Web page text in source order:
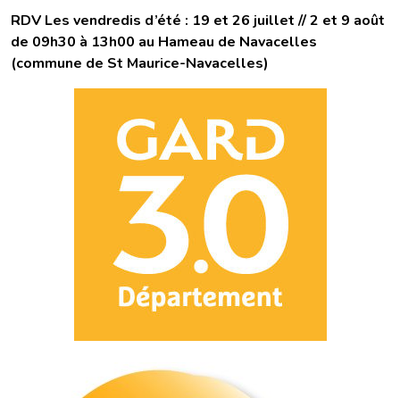
RDV Les vendredis d’été : 19 et 26 juillet // 2 et 9 août
de 09h30 à 13h00 au Hameau de Navacelles
(commune de St Maurice-Navacelles)